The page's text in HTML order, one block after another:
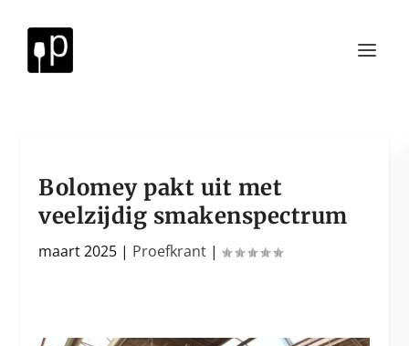
Bolomey pakt uit met
veelzijdig smakenspectrum
maart 2025 | Proefkrant |